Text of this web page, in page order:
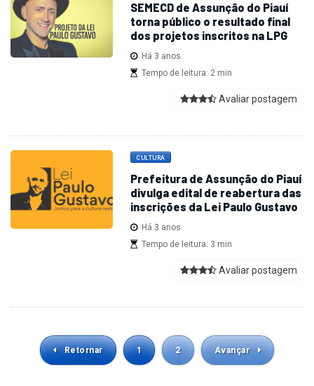
SEMECD de Assunção do Piauí
torna público o resultado final
dos projetos inscritos na LPG
Há 3 anos
Tempo de leitura: 2 min
Avaliar postagem
CULTURA
Prefeitura de Assunção do Piauí
divulga edital de reabertura das
inscrições da Lei Paulo Gustavo
Há 3 anos
Tempo de leitura: 3 min
Avaliar postagem
Retornar 1 2 Avançar